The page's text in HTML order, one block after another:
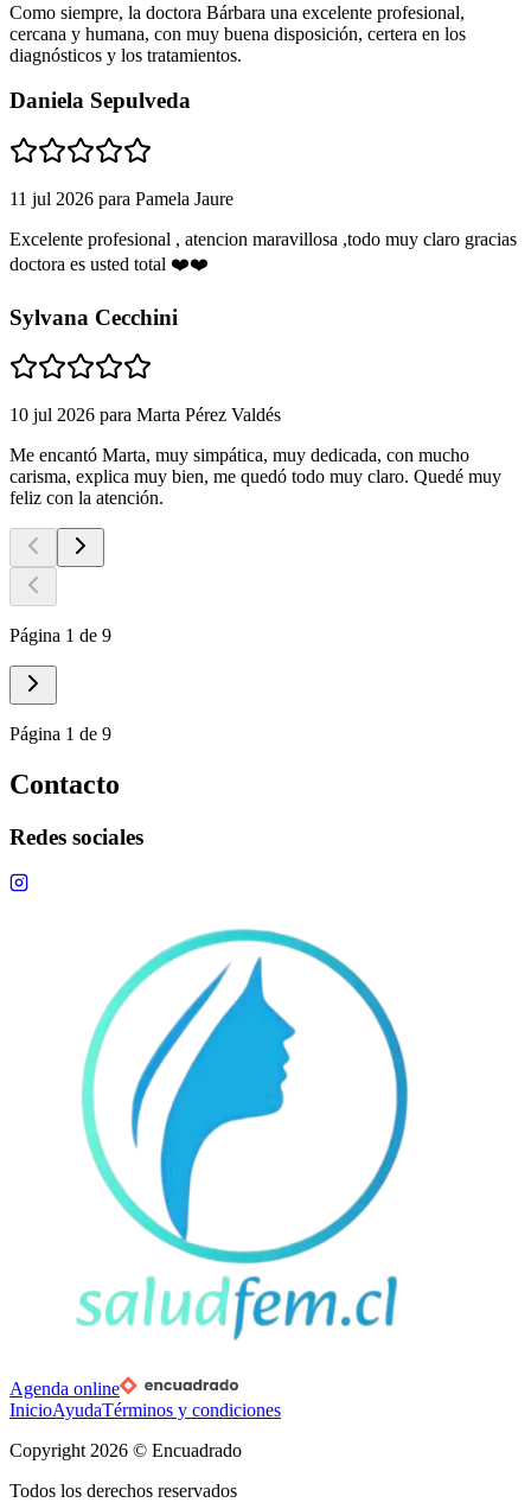
Como siempre, la doctora Bárbara una excelente profesional,
cercana y humana, con muy buena disposición, certera en los
diagnósticos y los tratamientos.
Daniela Sepulveda
11 jul 2026 para Pamela Jaure
Excelente profesional , atencion maravillosa ,todo muy claro gracias
doctora es usted total ❤️❤️
Sylvana Cecchini
10 jul 2026 para Marta Pérez Valdés
Me encantó Marta, muy simpática, muy dedicada, con mucho
carisma, explica muy bien, me quedó todo muy claro. Quedé muy
feliz con la atención.
Página 1 de 9
Página 1 de 9
Contacto
Redes sociales
Agenda online
InicioAyudaTérminos y condiciones
Copyright 2026 © Encuadrado
Todos los derechos reservados